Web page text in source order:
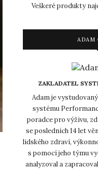
Veškeré produkty
ADAM
ZAKLADATEL
Adam je
systému
poradce pro výživu,
se posledních 14 let
lidského zdraví,
s pomocí jeho týmu
analyzoval a